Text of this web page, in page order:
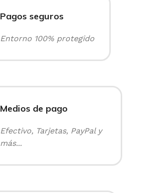
Pagos seguros
Entorno 100% protegido
Medios de pago
Efectivo, Tarjetas, PayPal y
más...